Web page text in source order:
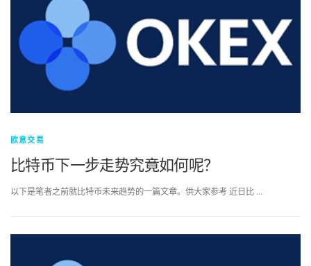
欧意交易
比特币下一步走势究竟如何呢？
以下是笔者之前就比特币未来趋势的一篇文章。供大家参考 近日比 …